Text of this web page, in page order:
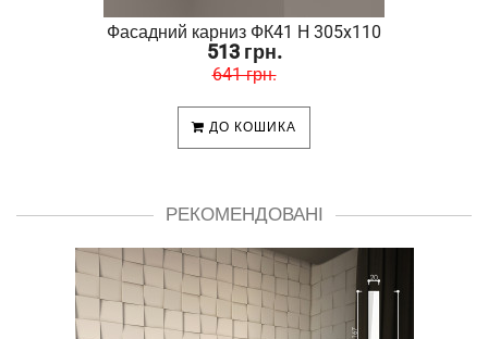
Фасадний карниз ФК41 H 305x110
513 грн.
641 грн.
ДО КОШИКА
РЕКОМЕНДОВАНІ